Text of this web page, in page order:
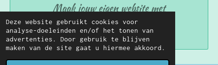
Deze website gebruikt cookies voor
analyse-doeleinden en/of het tonen van
advertenties. Door gebruik te blijven
maken van de site gaat u hiermee akkoord.
Maak jouw eigen website met
JouwWeb